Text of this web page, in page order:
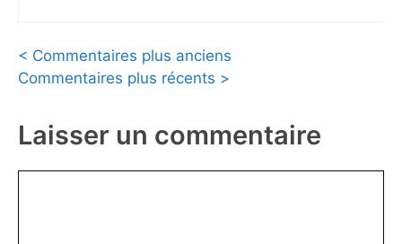
Navigation
commentaires
< Commentaires plus anciens
Commentaires plus récents >
Laisser un commentaire